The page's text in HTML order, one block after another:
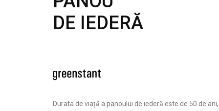
DE IEDERĂ
Durata de viață a panoului de iederă este de 50 de ani,